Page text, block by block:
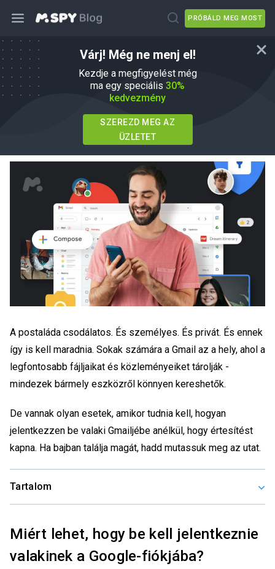
PRÓBÁLD MEG MOST
Várj! Még ne menj el!
Kezdje a megfigyelést még
ma egy speciális 30%
kedvezmény
SZEREZD MEG AZ
ÜZLETET
Hogyan juthatsz be valakinek a
Gmailjébe: Gmail: Mit kell tudni
Agnes W Linn EbbenHow To
Frissítve 01 jún, 2026
A postaláda csodálatos. És személyes. És privát. És ennek
így is kell maradnia. Sokak számára a Gmail az a hely, ahol a
legfontosabb fájljaikat és közleményeiket tárolják -
mindezek bármely eszközről könnyen kereshetők.
De vannak olyan esetek, amikor tudnia kell, hogyan
jelentkezzen be valaki Gmailjébe anélkül, hogy értesítést
kapna. Ha bajban találja magát, hadd mutassuk meg az utat.
Tartalom
Miért lehet, hogy be kell jelentkeznie
valakinek a Google-fiókjába?